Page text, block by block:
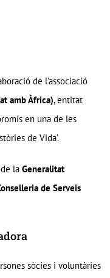
de l’associació
amb Àfrica), entitat
en una de les
de Vida’.
la Generalitat
de Serveis
sòcies i voluntàries